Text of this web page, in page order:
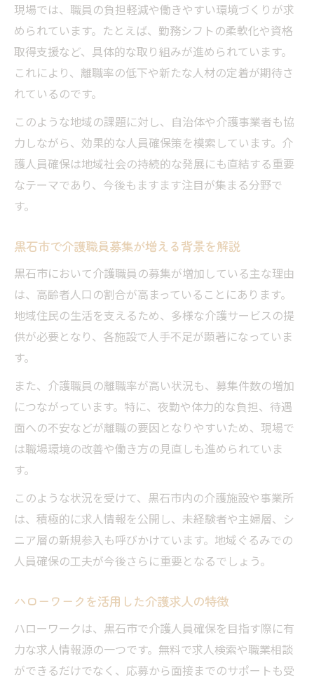
現場が実践する快適な職場環境の作り方
介護求人に求められる柔軟な働き方の提案
人員確保に直結するサポート体制の工夫
介護職員が長く働ける仕組みの導入例
現場の声が活きる介護人員確保の工夫とは
介護職員募集における現場意見の重要性
人員確保に役立つ職員のアイデア事例集
活用法
介護現場で実践される定着支援策とは
定着支援で介護人員確保を実現する方法
介護職員が安心して続けられる環境づくり
人員確保につながる研修・教育制度の工夫
現場で進むメンタルケアと人員確保の関係
安心して働ける介護の職場づくり実例
介護人員確保に成功した職場の共通点
人員確保のために重視すべきサポート体制
介護求人で注目される職場の魅力要素とは
現場では、職員の負担軽減や働きやすい環境づくりが求
められています。たとえば、勤務シフトの柔軟化や資格
取得支援など、具体的な取り組みが進められています。
これにより、離職率の低下や新たな人材の定着が期待さ
れているのです。
このような地域の課題に対し、自治体や介護事業者も協
力しながら、効果的な人員確保策を模索しています。介
護人員確保は地域社会の持続的な発展にも直結する重要
なテーマであり、今後もますます注目が集まる分野で
す。
黒石市で介護職員募集が増える背景を解説
黒石市において介護職員の募集が増加している主な理由
は、高齢者人口の割合が高まっていることにあります。
地域住民の生活を支えるため、多様な介護サービスの提
供が必要となり、各施設で人手不足が顕著になっていま
す。
また、介護職員の離職率が高い状況も、募集件数の増加
につながっています。特に、夜勤や体力的な負担、待遇
面への不安などが離職の要因となりやすいため、現場で
は職場環境の改善や働き方の見直しも進められていま
す。
このような状況を受けて、黒石市内の介護施設や事業所
は、積極的に求人情報を公開し、未経験者や主婦層、シ
ニア層の新規参入も呼びかけています。地域ぐるみでの
人員確保の工夫が今後さらに重要となるでしょう。
ハローワークを活用した介護求人の特徴
ハローワークは、黒石市で介護人員確保を目指す際に有
力な求人情報源の一つです。無料で求人検索や職業相談
ができるだけでなく、応募から面接までのサポートも受